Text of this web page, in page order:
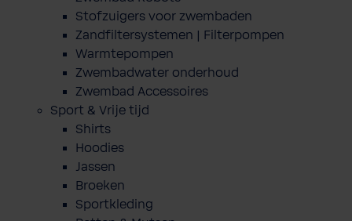
Stofzuigers voor zwembaden
Zandfiltersystemen | Filterpompen
Warmtepompen
Zwembadwater onderhoud
Zwembad Accessoires
Sport & Vrije tijd
Shirts
Hoodies
Jassen
Broeken
Sportkleding